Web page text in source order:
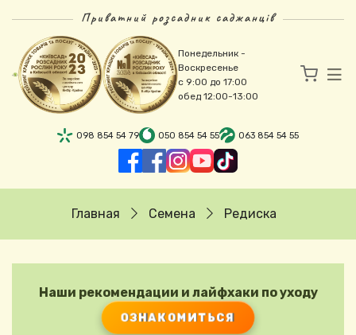
Приватний розсадник саджанців
Понедельник -
Воскресенье
с 9:00 до 17:00
обед 12:00-13:00
098 854 54 79 050 854 54 55 063 854 54 55
Строка навигации
Главная Семена Редиска
Наши рекомендации и лайфхаки по уходу
ОЗНАКОМИТЬСЯ